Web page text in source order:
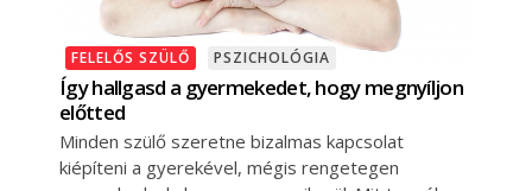
FELELŐS SZÜLŐ PSZICHOLÓGIA
Így hallgasd a gyermekedet, hogy megnyíljon
előtted
Minden szülő szeretne bizalmas kapcsolat
kiépíteni a gyerekével, mégis rengetegen